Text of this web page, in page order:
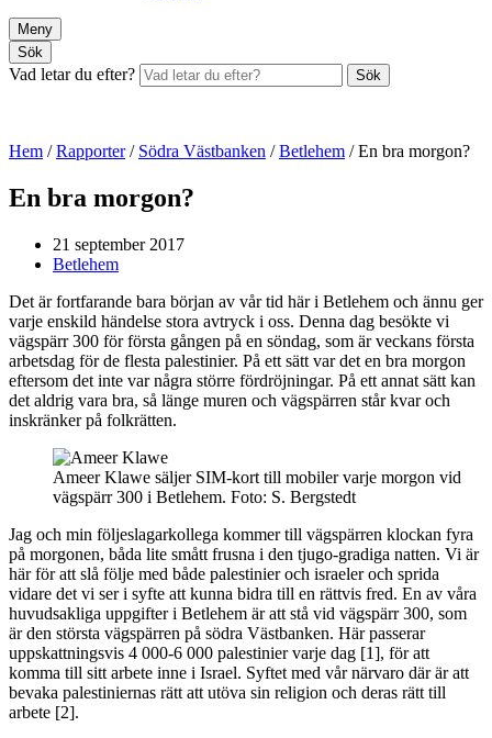
Meny
Sök
Vad letar du efter? Sök
Hem /Rapporter/ Södra Västbanken /Betlehem /En bra morgon?
En bra morgon?
21 september 2017
Betlehem
Det är fortfarande bara början av vår tid här i Betlehem och ännu ger
varje enskild händelse stora avtryck i oss. Denna dag besökte vi
vägspärr 300 för första gången på en söndag, som är veckans första
arbetsdag för de flesta palestinier. På ett sätt var det en bra morgon
eftersom det inte var några större fördröjningar. På ett annat sätt kan
det aldrig vara bra, så länge muren och vägspärren står kvar och
inskränker på folkrätten.
Ameer Klawe säljer SIM-kort till mobiler varje morgon vid
vägspärr 300 i Betlehem. Foto: S. Bergstedt
Jag och min följeslagarkollega kommer till vägspärren klockan fyra
på morgonen, båda lite smått frusna i den tjugo-gradiga natten. Vi är
här för att slå följe med både palestinier och israeler och sprida
vidare det vi ser i syfte att kunna bidra till en rättvis fred. En av våra
huvudsakliga uppgifter i Betlehem är att stå vid vägspärr 300, som
är den största vägspärren på södra Västbanken. Här passerar
uppskattningsvis 4 000-6 000 palestinier varje dag [1], för att
komma till sitt arbete inne i Israel. Syftet med vår närvaro där är att
bevaka palestiniernas rätt att utöva sin religion och deras rätt till
arbete [2].